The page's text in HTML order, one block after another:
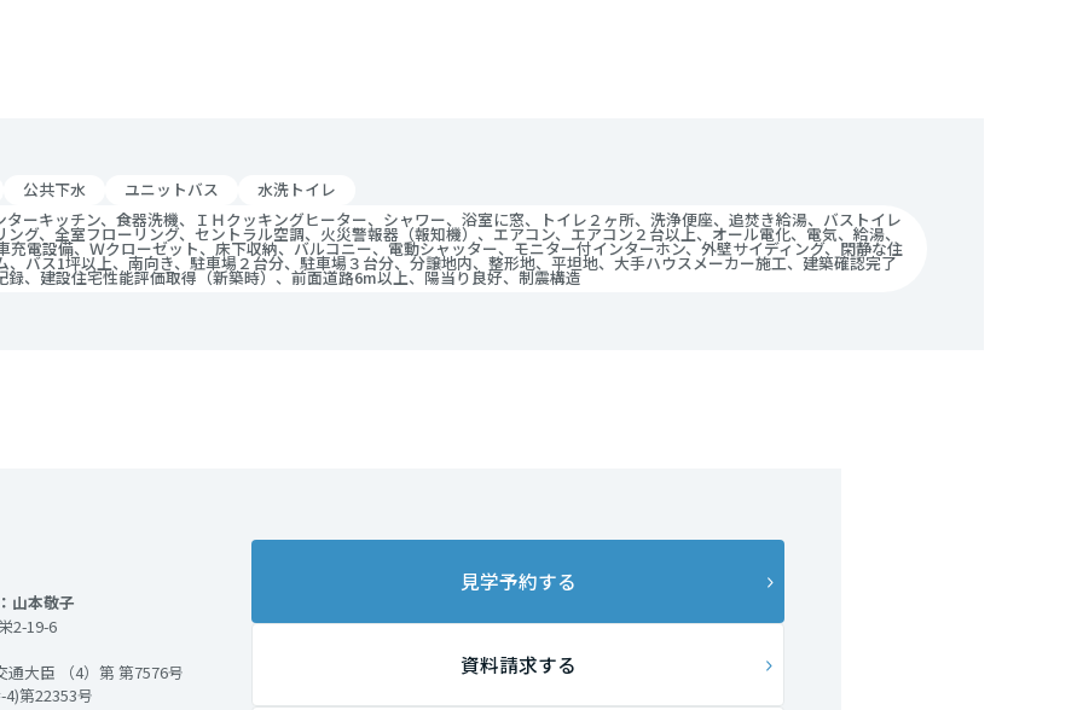
公共下水 ユニットバス
水洗トイレ
ーキッチン、食器洗機、ＩＨクッキングヒーター、シャワー、浴室に窓、トイレ２ヶ所、洗浄便座、追焚き給湯、バストイレ
グ、全室フローリング、セントラル空調、火災警報器（報知機）、エアコン、エアコン２台以上、オール電化、電気、給湯、
充電設備、Ｗクローゼット、床下収納、バルコニー、電動シャッター、モニター付インターホン、外壁サイディング、閑静な住
、バス1坪以上、南向き、駐車場２台分、駐車場３台分、分譲地内、整形地、平坦地、大手ハウスメーカー施工、建築確認完了
録、建設住宅性能評価取得（新築時）、前面道路6m以上、陽当り良好、制震構造
山本敬子
2-19-6
大臣 （4）第 第7576号
第22353号
見学予約する
資料請求する